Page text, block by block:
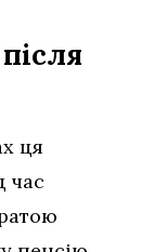
ця
час